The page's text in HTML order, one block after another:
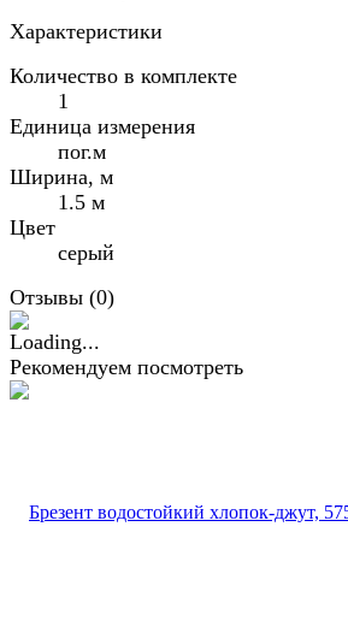
Характеристики
Количество в комплекте
1
Единица измерения
пог.м
Ширина, м
1.5 м
Цвет
серый
Отзывы (0)
Рекомендуем посмотреть